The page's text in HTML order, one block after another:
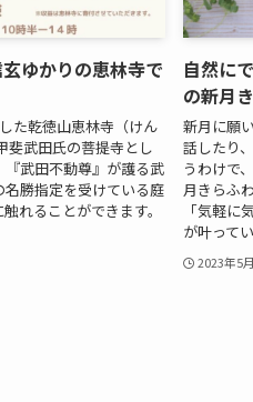
玄ゆかりの恵林寺で
た乾徳山恵林寺（けん
斐武田氏の菩提寺とし
武田不動尊』が護る武
勝指定を受けている庭
れることができます。
自然に
の新月
新月に願
話したり
うわけで
月きらふ
「気軽
が叶って
2023年5